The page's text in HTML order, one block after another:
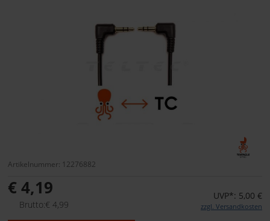
Artikelnummer: 12276882
€ 4,19
Brutto:€ 4,99
UVP*: 5,00 €
zzgl. Versandkosten